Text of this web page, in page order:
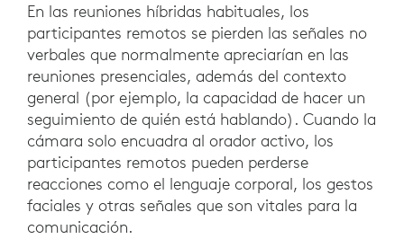
En las reuniones híbridas habituales, los
participantes remotos se pierden las señales no
verbales que normalmente apreciarían en las
reuniones presenciales, además del contexto
general (por ejemplo, la capacidad de hacer un
seguimiento de quién está hablando). Cuando la
cámara solo encuadra al orador activo, los
participantes remotos pueden perderse
reacciones como el lenguaje corporal, los gestos
faciales y otras señales que son vitales para la
comunicación.